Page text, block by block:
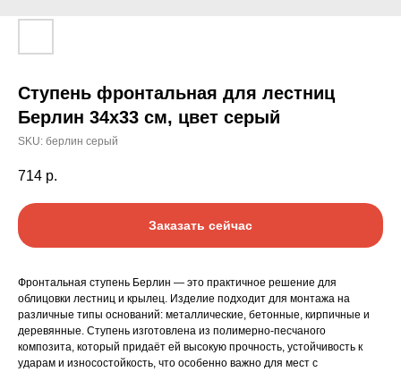
Ступень фронтальная для лестниц
Берлин 34х33 cм, цвет серый
SKU: берлин серый
714 р.
Заказать сейчас
Фронтальная ступень Берлин — это практичное решение для
облицовки лестниц и крылец. Изделие подходит для монтажа на
различные типы оснований: металлические, бетонные, кирпичные и
деревянные. Ступень изготовлена из полимерно-песчаного
композита, который придаёт ей высокую прочность, устойчивость к
ударам и износостойкость, что особенно важно для мест с